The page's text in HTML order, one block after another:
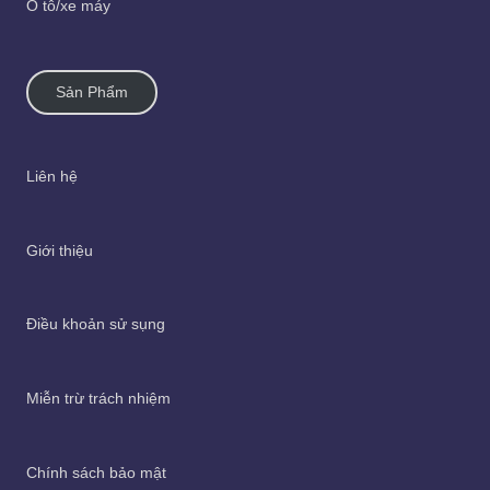
Ô tô/xe máy
Sản Phẩm
Liên hệ
Giới thiệu
Điều khoản sử sụng
Miễn trừ trách nhiệm
Chính sách bảo mật